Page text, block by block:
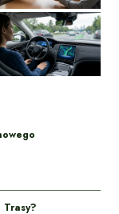
Trasy?